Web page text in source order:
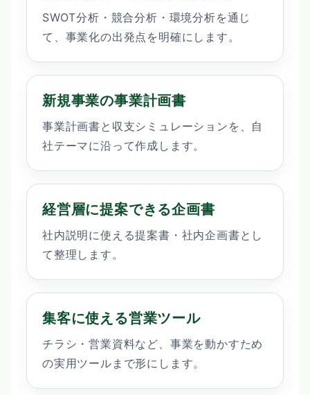
SWOT分析・競合分析・環境分析を通じ
て、事業化の出発点を明確にします。
新規事業の事業計画書
事業計画書と収支シミュレーションを、自
社テーマに沿って作成します。
経営層に提案できる企画書
社内説明に使える提案書・社内企画書とし
て整理します。
集客に使える営業ツール
チラシ・営業資料など、事業を動かすため
の実用ツールまで形にします。